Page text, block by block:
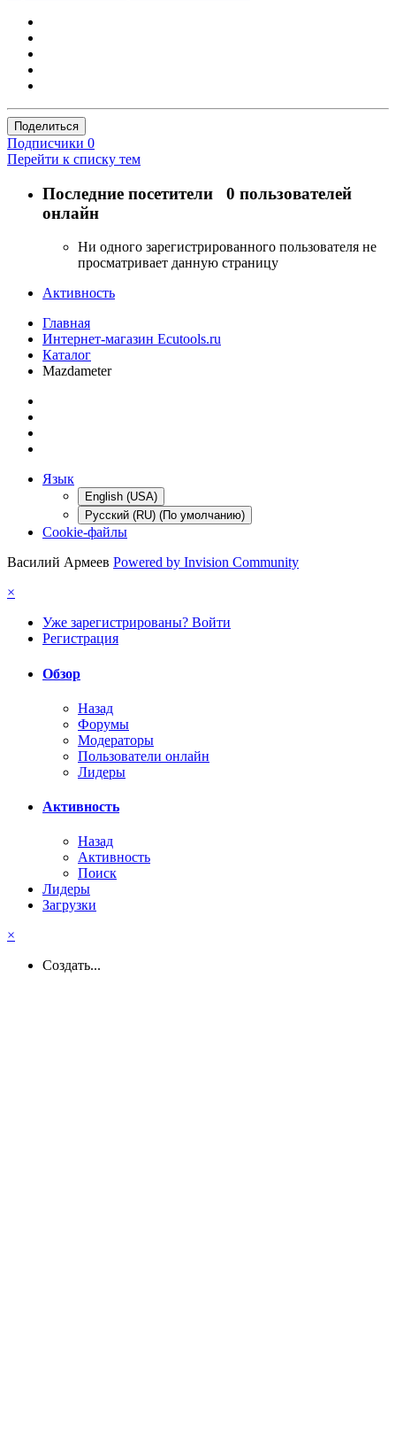
Поделиться
Подписчики 0
Перейти к списку тем
Последние посетители 0 пользователей
онлайн
Ни одного зарегистрированного пользователя не
просматривает данную страницу
Активность
Главная
Интернет-магазин Ecutools.ru
Каталог
Mazdameter
Язык
English (USA)
Русский (RU) (По умолчанию)
Cookie-файлы
Василий Армеев Powered by Invision Community
×
Уже зарегистрированы? Войти
Регистрация
Обзор
Назад
Форумы
Модераторы
Пользователи онлайн
Лидеры
Активность
Назад
Активность
Поиск
Лидеры
Загрузки
×
Создать...